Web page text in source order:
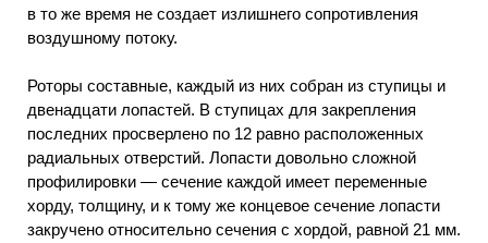
в то же время не создает излишнего сопротивления
воздушному потоку.
Роторы составные, каждый из них собран из ступицы и
двенадцати лопастей. В ступицах для закрепления
последних просверлено по 12 равно расположенных
радиальных отверстий. Лопасти довольно сложной
профилировки — сечение каждой имеет переменные
хорду, толщину, и к тому же концевое сечение лопасти
закручено относительно сечения с хордой, равной 21 мм.